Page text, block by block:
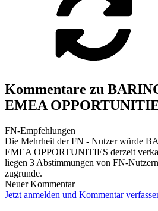
Kommentare zu
EMEA
FN-Empfehlungen
Die Mehrheit der FN - Nutzer würde
EMEA OPPORTUNITIES derzeit
liegen 3 Abstimmungen von FN-
zugrunde.
Neuer Kommentar
Jetzt anmelden und Kommentar